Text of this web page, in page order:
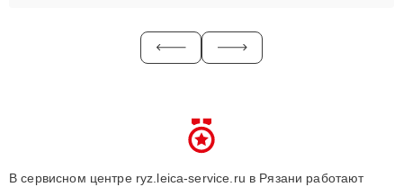
В сервисном центре ryz.leica-service.ru в Рязани работают